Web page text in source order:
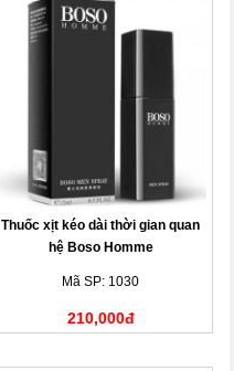
Thuốc xịt kéo dài thời gian quan
hệ Boso Homme
Mã SP: 1030
210,000đ